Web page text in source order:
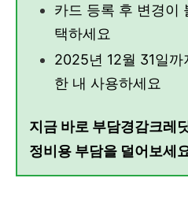
카드 등록 후 변경이
택하세요
2025년 12월 31일까
한 내 사용하세요
지금 바로 부담경감크레
정비용 부담을 덜어보세